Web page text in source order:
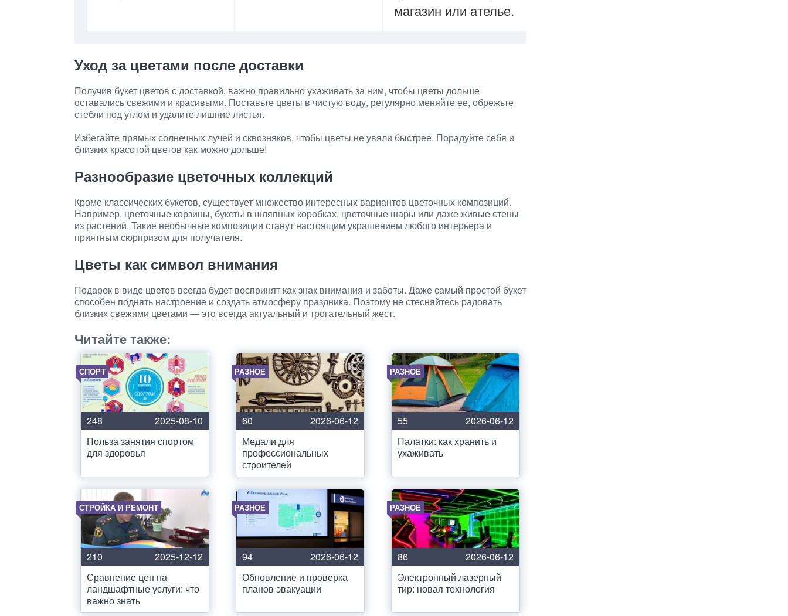
магазин или ателье.
Уход за цветами после доставки
Получив букет цветов с доставкой, важно правильно ухаживать за ним, чтобы цветы дольше
оставались свежими и красивыми. Поставьте цветы в чистую воду, регулярно меняйте ее, обрежьте
стебли под углом и удалите лишние листья.
Избегайте прямых солнечных лучей и сквозняков, чтобы цветы не увяли быстрее. Порадуйте себя и
близких красотой цветов как можно дольше!
Разнообразие цветочных коллекций
Кроме классических букетов, существует множество интересных вариантов цветочных композиций.
Например, цветочные корзины, букеты в шляпных коробках, цветочные шары или даже живые стены
из растений. Такие необычные композиции станут настоящим украшением любого интерьера и
приятным сюрпризом для получателя.
Цветы как символ внимания
Подарок в виде цветов всегда будет воспринят как знак внимания и заботы. Даже самый простой букет
способен поднять настроение и создать атмосферу праздника. Поэтому не стесняйтесь радовать
близких свежими цветами — это всегда актуальный и трогательный жест.
Читайте также:
СПОРТ
248
2025-08-10
Польза занятия спортом
для здоровья
РАЗНОЕ
60
2026-06-12
Медали для
профессиональных
строителей
РАЗНОЕ
55
2026-06-12
Палатки: как хранить и
ухаживать
СТРОЙКА И РЕМОНТ
210
2025-12-12
Сравнение цен на
ландшафтные услуги: что
важно знать
РАЗНОЕ
94
2026-06-12
Обновление и проверка
планов эвакуации
РАЗНОЕ
86
2026-06-12
Электронный лазерный
тир: новая технология